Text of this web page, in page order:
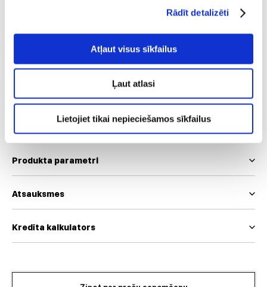
Rādīt detalizēti
Atļaut visus sīkfailus
Ļaut atlasi
Lietojiet tikai nepieciešamos sīkfailus
42 44 46
Mēs izmantojam EUR un INT izmēru skalas
Izmēru tabula
Produkta parametri
Atsauksmes
Kredīta kalkulators